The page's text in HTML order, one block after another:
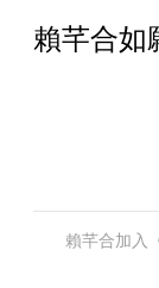
賴芊合
賴芊合加入